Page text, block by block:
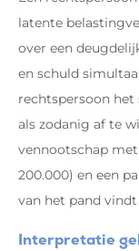
latente
over een
en schuld
rechtspersoon
als zodanig af te
vennootschap
200.000) en een
van het pand
Interpretatie